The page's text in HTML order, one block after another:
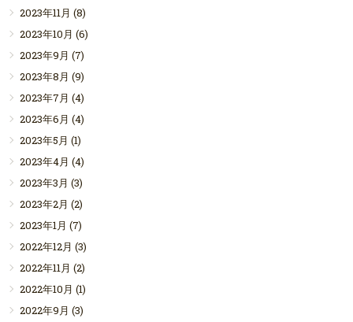
2023年11月 (8)
2023年10月 (6)
2023年9月 (7)
2023年8月 (9)
2023年7月 (4)
2023年6月 (4)
2023年5月 (1)
2023年4月 (4)
2023年3月 (3)
2023年2月 (2)
2023年1月 (7)
2022年12月 (3)
2022年11月 (2)
2022年10月 (1)
2022年9月 (3)